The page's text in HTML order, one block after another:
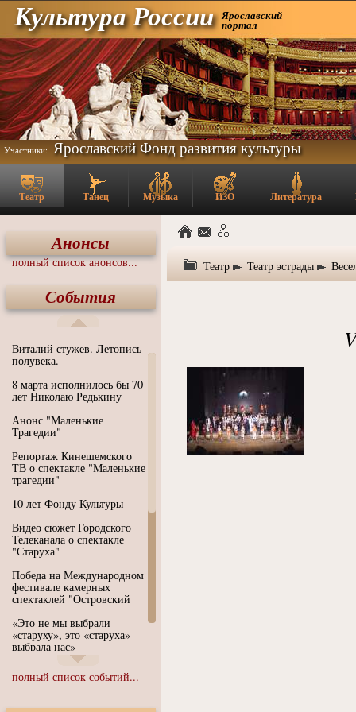
Культура России Ярославский
портал
Участники: Ярославский Фонд развития культуры
Театр Танец Музыка ИЗО Литература
Анонсы
полный список анонсов...
События
Виталий стужев. Летопись
полувека.
8 марта исполнилось бы 70
лет Николаю Редькину
Анонс "Маленькие
Трагедии"
Репортаж Кинешемского
ТВ о спектакле "Маленькие
трагедии"
10 лет Фонду Культуры
Видео сюжет Городского
Телеканала о спектакле
"Старуха"
Победа на Международном
фестивале камерных
спектаклей "Островский
«Это не мы выбрали
«старуху», это «старуха»
выбрала нас»
Иммерсивный спектакль
"Язык чистого полета
полный список событий...
Театр Театр эстрады